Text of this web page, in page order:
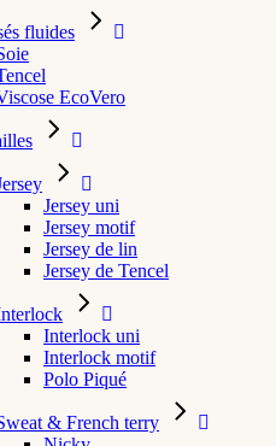
fluides
EcoVero
Jersey uni
Jersey motif
Jersey de lin
Jersey de Tencel
Interlock uni
Interlock motif
Polo Piqué
& French terry